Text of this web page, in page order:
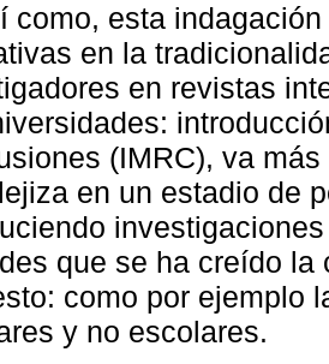
como, esta
en la
en revistas
(IMRC), va
en un estadio de
que se ha creído
como por ejemplo
y no escolares.